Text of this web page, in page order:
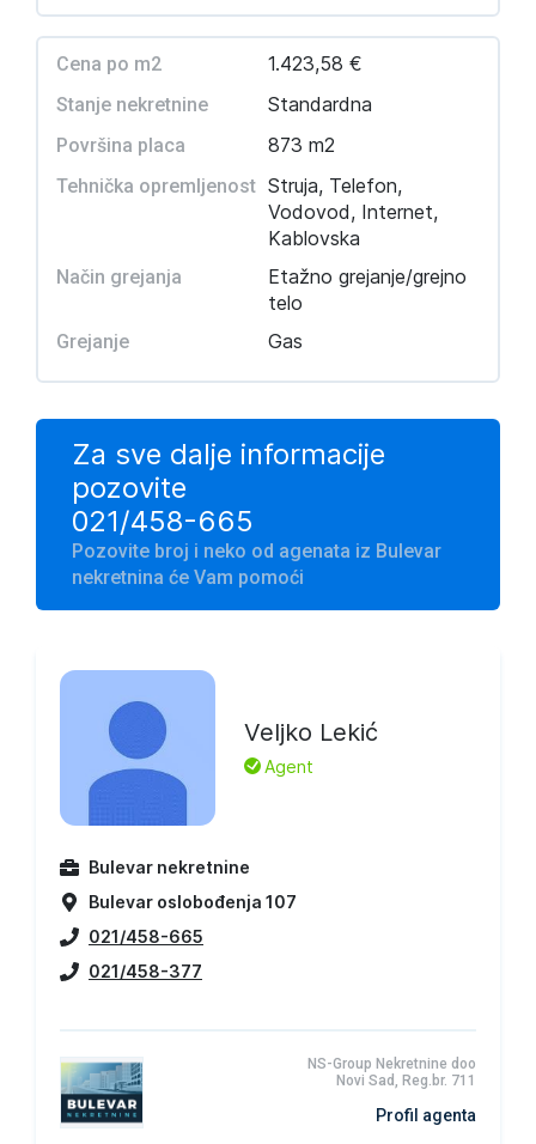
Cena po m2 1.423,58 €
Stanje nekretnine Standardna
Površina placa 873 m2
Tehnička opremljenost Struja, Telefon,
Vodovod, Internet,
Kablovska
Način grejanja
Etažno grejanje/grejno
telo
Grejanje Gas
Za sve dalje informacije
pozovite
021/458-665
Pozovite broj i neko od agenata iz Bulevar
nekretnina će Vam pomoći
Veljko Lekić
L Agent
Bulevar nekretnine
Bulevar oslobođenja 107
021/458-665
021/458-377
NS-Group Nekretnine doo
Novi Sad, Reg.br. 711
Profil agenta